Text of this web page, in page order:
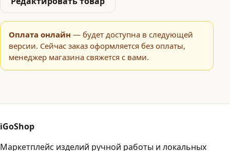
Оплата онлайн — будет доступна в следующей
версии. Сейчас заказ оформляется без оплаты,
менеджер магазина свяжется с вами.
iGoShop
Маркетплейс изделий ручной работы и локальных